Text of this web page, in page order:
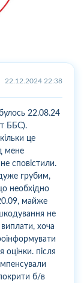
22.12.2024 22:38
22.08.24
ББС).
це
мене
сповістили.
грубим,
необхідно
майже
не
хоча
після
б/в